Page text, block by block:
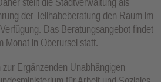
der Teilhabeberatung den Raum im
Das Beratungsangebot findet
Monat in Oberursel statt.
Ergänzenden Unabhängigen